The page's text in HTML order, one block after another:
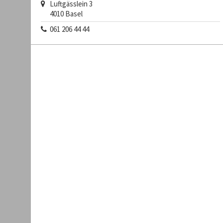
Luftgässlein 3
4010 Basel
061 206 44 44